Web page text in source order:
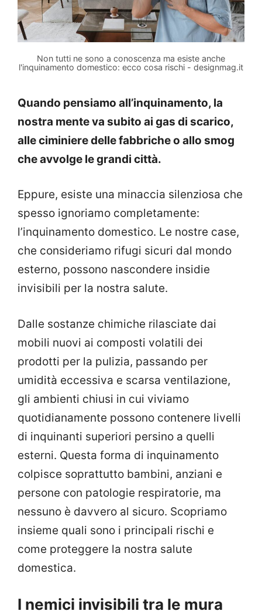
Non tutti ne sono a conoscenza ma esiste anche
l'inquinamento domestico: ecco cosa rischi - designmag.it
Quando pensiamo all’inquinamento, la
nostra mente va subito ai gas di scarico,
alle ciminiere delle fabbriche o allo smog
che avvolge le grandi città.
Eppure, esiste una minaccia silenziosa che
spesso ignoriamo completamente:
l’inquinamento domestico. Le nostre case,
che consideriamo rifugi sicuri dal mondo
esterno, possono nascondere insidie
invisibili per la nostra salute.
Dalle sostanze chimiche rilasciate dai
mobili nuovi ai composti volatili dei
prodotti per la pulizia, passando per
umidità eccessiva e scarsa ventilazione,
gli ambienti chiusi in cui viviamo
quotidianamente possono contenere livelli
di inquinanti superiori persino a quelli
esterni. Questa forma di inquinamento
colpisce soprattutto bambini, anziani e
persone con patologie respiratorie, ma
nessuno è davvero al sicuro. Scopriamo
insieme quali sono i principali rischi e
come proteggere la nostra salute
domestica.
I nemici invisibili tra le mura